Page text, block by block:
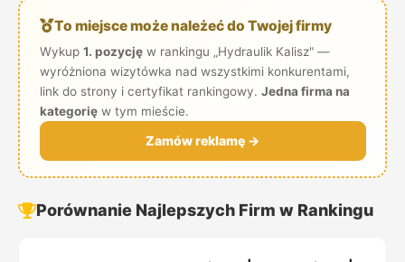
To miejsce może należeć do Twojej firmy
Wykup 1. pozycjęw rankingu „Hydraulik Kalisz" —
wyróżniona wizytówka nad wszystkimi konkurentami,
link do strony i certyfikat rankingowy. Jedna firma na
kategorięw tym mieście.
Zamów reklamę →
Porównanie Najlepszych Firm w Rankingu